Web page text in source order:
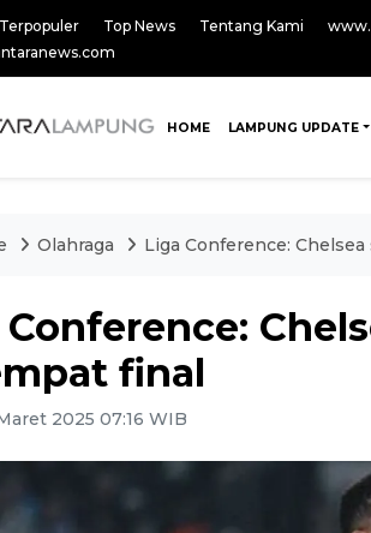
Terpopuler Top News Tentang Kami
HOME LAMPUNG UPDATE
Olahraga Liga Conference:
Conference:
final
2025 07:16 WIB